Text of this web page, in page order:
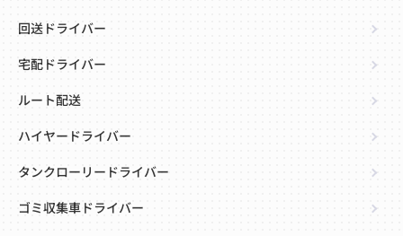
回送ドライバー
宅配ドライバー
ルート配送
ハイヤードライバー
タンクローリードライバー
ゴミ収集車ドライバー